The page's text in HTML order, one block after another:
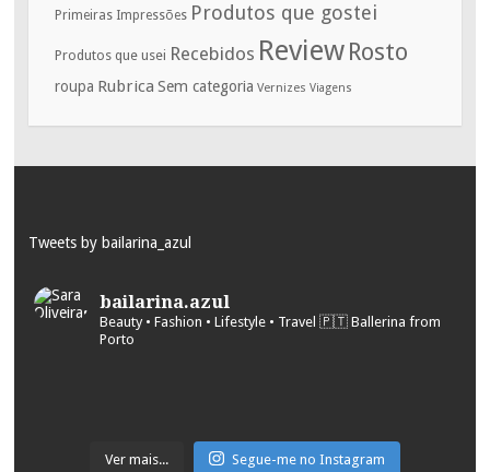
Primeiras Impressões Produtos que gostei
Produtos que usei Recebidos Review Rosto
roupa Rubrica Sem categoria Vernizes Viagens
Tweets by bailarina_azul
bailarina.azul
Beauty • Fashion • Lifestyle • Travel 🇵🇹 Ballerina from
Porto
Ver mais... Segue-me no Instagram